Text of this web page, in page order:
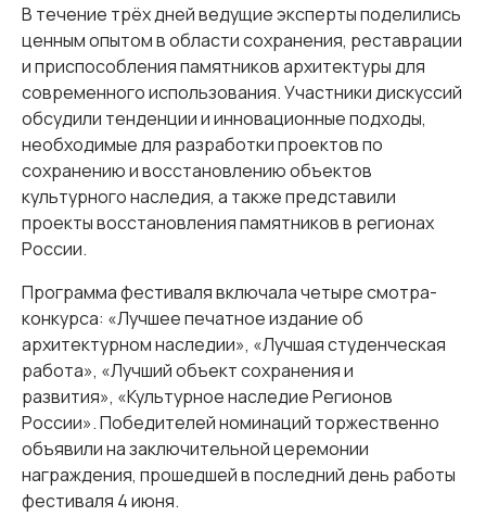
В течение трёх дней ведущие эксперты поделились
ценным опытом в области сохранения, реставрации
и приспособления памятников архитектуры для
современного использования. Участники дискуссий
обсудили тенденции и инновационные подходы,
необходимые для разработки проектов по
сохранению и восстановлению объектов
культурного наследия, а также представили
проекты восстановления памятников в регионах
России.
Программа фестиваля включала четыре смотра-
конкурса: «Лучшее печатное издание об
архитектурном наследии», «Лучшая студенческая
работа», «Лучший объект сохранения и
развития», «Культурное наследие Регионов
России». Победителей номинаций торжественно
объявили на заключительной церемонии
награждения, прошедшей в последний день работы
фестиваля 4 июня.